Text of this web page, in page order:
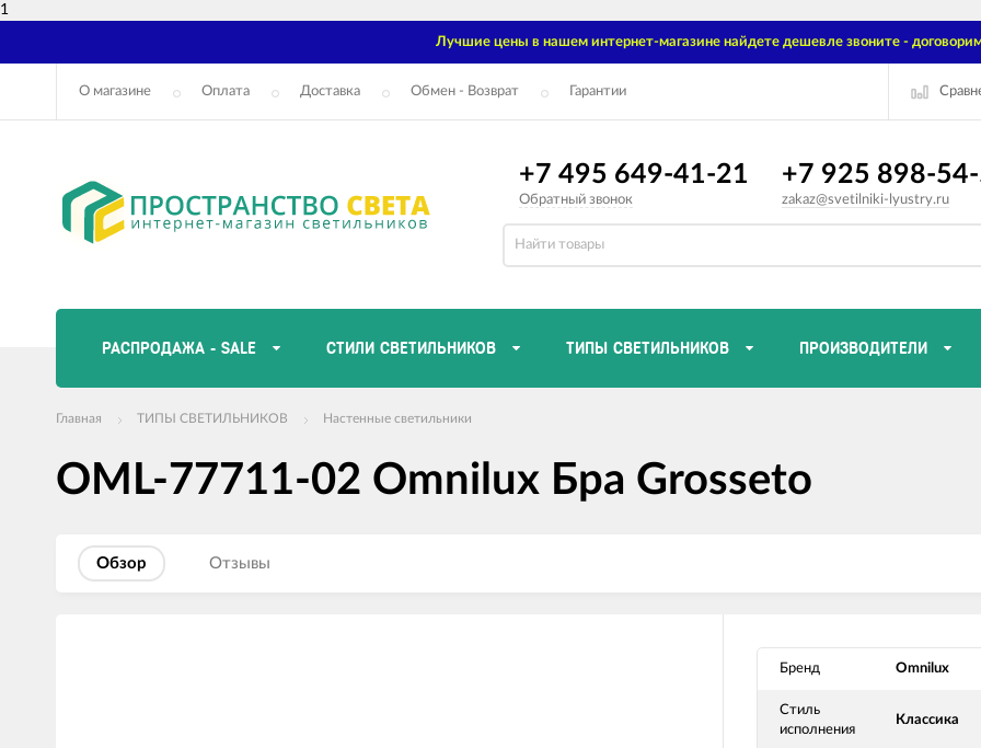
1
Лучшие цены в нашем интернет-магазине найдете дешевле звоните -
О магазине Оплата Доставка Обмен - Возврат Гарантии
+7 495 649-41-21
Обратный звонок
+7 925 898-
zakaz@svetilniki-lyustry.ru
РАСПРОДАЖА - SALE СТИЛИ СВЕТИЛЬНИКОВ ТИПЫ СВЕТИЛЬНИКОВ ПРОИЗВОДИТЕЛИ
Главная ТИПЫ СВЕТИЛЬНИКОВ Настенные светильники
OML-77711-02 Omnilux Бра Grosseto
Обзор Отзывы
Бренд Omnilux
Стиль
исполнения
Классика